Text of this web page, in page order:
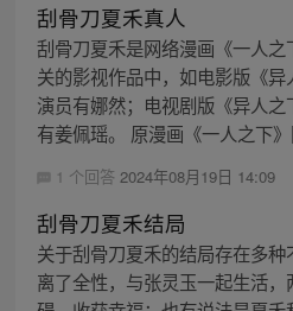
刮骨刀夏禾真人
刮骨刀夏禾是网络漫画《一人
关的影视作品中，如电影版《
演员有娜然；电视剧版《异人
有姜佩瑶。 原漫画《一人之下
1 个回答 2024年08月19日 14:09
刮骨刀夏禾结局
关于刮骨刀夏禾的结局存在多
离了全性，与张灵玉一起生活